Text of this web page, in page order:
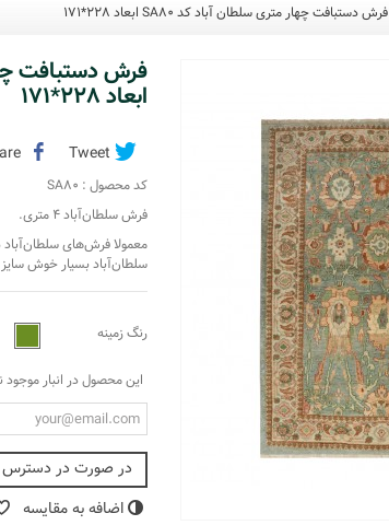
فرش دستبافت چهار متری سلطان آباد کد SA80 ابعاد 228*171
ابعاد 228*171
کد محصول : SA80
فرش سلطان‌آباد 4 متری.
سلطان‌آباد بسیار خوش
رنگ زمینه
این محصول در انبار
در صورت در دسترس
اضافه به مقایسه